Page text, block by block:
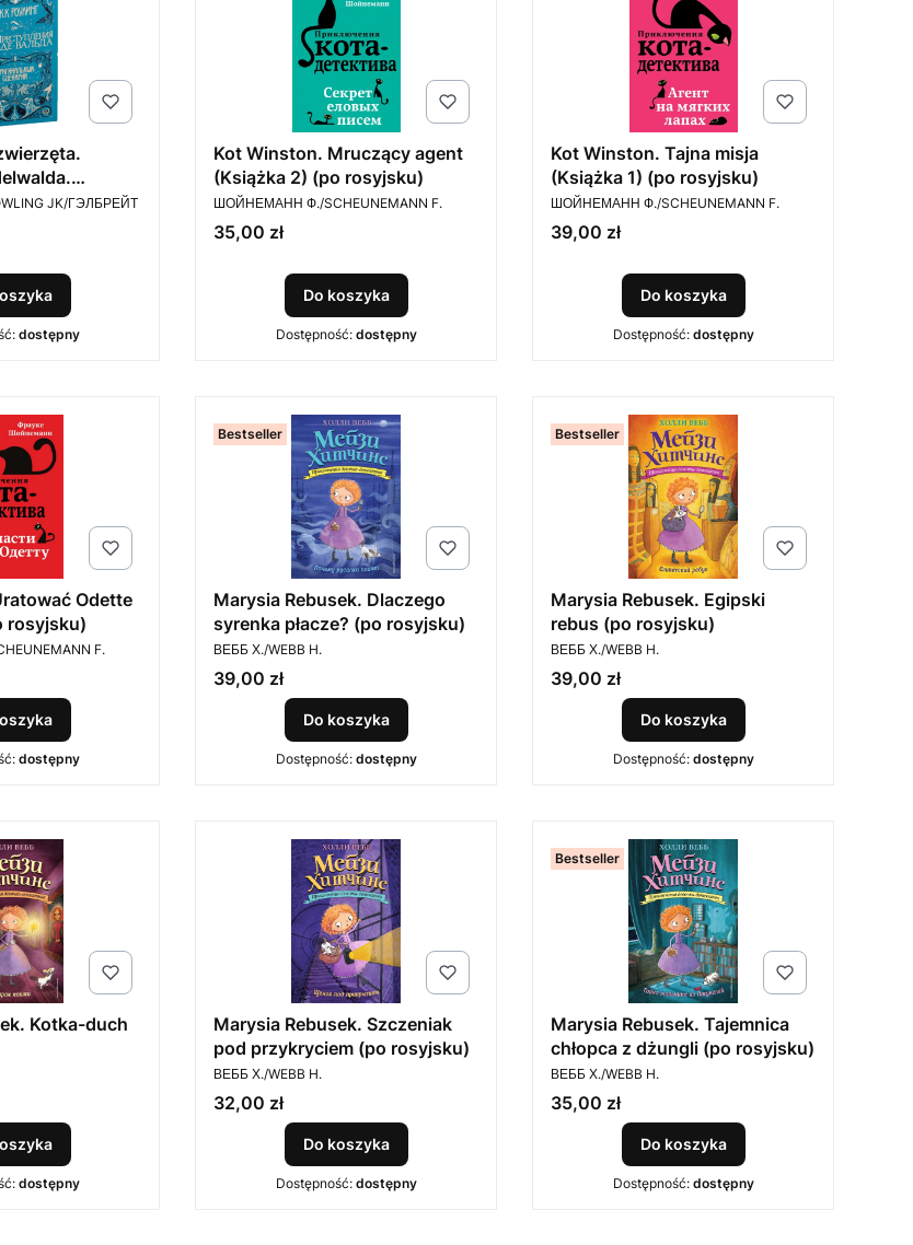
(po
JK/ГЭЛБРЕЙТ
dostępny
Kot Winston. Mruczący agent
(Książka 2) (po rosyjsku)
PRODUCENT
ШОЙНЕМАНН Ф./SCHEUNEMANN F.
Cena
35,00 zł
Do koszyka
Dostępność: dostępny
Kot Winston. Tajna misja
(Książka 1) (po rosyjsku)
PRODUCENT
ШОЙНЕМАНН Ф./SCHEUNEMANN F.
Cena
39,00 zł
Do koszyka
Dostępność: dostępny
Odette
rosyjsku)
F.
dostępny
Bestseller
Marysia Rebusek. Dlaczego
syrenka płacze? (po rosyjsku)
PRODUCENT
ВЕББ Х./WEBB H.
Cena
39,00 zł
Do koszyka
Dostępność: dostępny
Bestseller
Marysia Rebusek. Egipski
rebus (po rosyjsku)
PRODUCENT
ВЕББ Х./WEBB H.
Cena
39,00 zł
Do koszyka
Dostępność: dostępny
Kotka-duch
dostępny
Marysia Rebusek. Szczeniak
pod przykryciem (po rosyjsku)
PRODUCENT
ВЕББ Х./WEBB H.
Cena
32,00 zł
Do koszyka
Dostępność: dostępny
Bestseller
Marysia Rebusek. Tajemnica
chłopca z dżungli (po rosyjsku)
PRODUCENT
ВЕББ Х./WEBB H.
Cena
35,00 zł
Do koszyka
Dostępność: dostępny